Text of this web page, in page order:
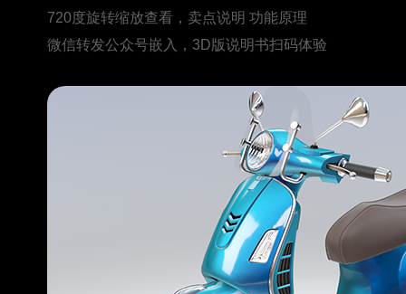
720度旋转缩放查看，卖点说明 功能原理
微信转发公众号嵌入，3D版说明书扫码体验